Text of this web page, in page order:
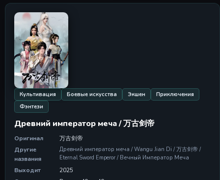
28 Apr 2026
Серия 7
Серия 7
28 Apr 2026
Серия 8
Серия 8
28 Apr 2026
28 Apr 2026
Серия 10
Серия 10
Культивация Боевые искусства Экшен
Приключения
Фэнтези
Древний император меча / 万古剑帝
Оригинал
万古剑帝
Другие
названия
Древний император меча / Wangu Jian Di / 万古剑帝 /
Eternal Sword Emperor / Вечный Император Меча
Выходит
2025